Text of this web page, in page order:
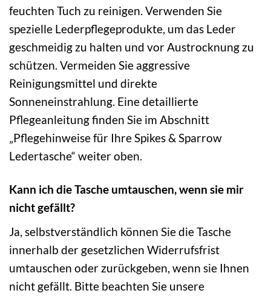
feuchten Tuch zu reinigen. Verwenden Sie
spezielle Lederpflegeprodukte, um das Leder
geschmeidig zu halten und vor Austrocknung zu
schützen. Vermeiden Sie aggressive
Reinigungsmittel und direkte
Sonneneinstrahlung. Eine detaillierte
Pflegeanleitung finden Sie im Abschnitt
„Pflegehinweise für Ihre Spikes & Sparrow
Ledertasche“ weiter oben.
Kann ich die Tasche umtauschen, wenn sie mir
nicht gefällt?
Ja, selbstverständlich können Sie die Tasche
innerhalb der gesetzlichen Widerrufsfrist
umtauschen oder zurückgeben, wenn sie Ihnen
nicht gefällt. Bitte beachten Sie unsere